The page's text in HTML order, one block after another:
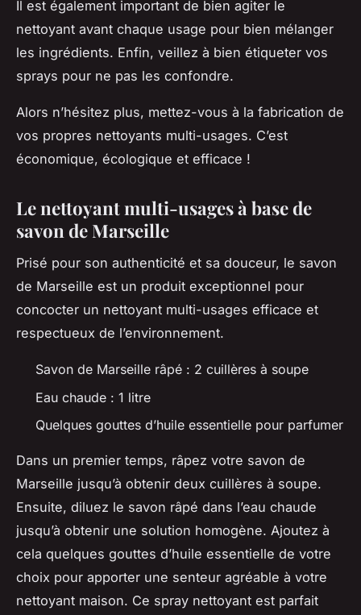
Il est également important de bien agiter le
nettoyant avant chaque usage pour bien mélanger
les ingrédients. Enfin, veillez à bien étiqueter vos
sprays pour ne pas les confondre.
Alors n’hésitez plus, mettez-vous à la fabrication de
vos propres nettoyants multi-usages. C’est
économique, écologique et efficace !
Le nettoyant multi-usages à base de
savon de Marseille
Prisé pour son authenticité et sa douceur, le savon
de Marseille est un produit exceptionnel pour
concocter un nettoyant multi-usages efficace et
respectueux de l’environnement.
Savon de Marseille râpé : 2 cuillères à soupe
Eau chaude : 1 litre
Quelques gouttes d’huile essentielle pour parfumer
Dans un premier temps, râpez votre savon de
Marseille jusqu’à obtenir deux cuillères à soupe.
Ensuite, diluez le savon râpé dans l’eau chaude
jusqu’à obtenir une solution homogène. Ajoutez à
cela quelques gouttes d’huile essentielle de votre
choix pour apporter une senteur agréable à votre
nettoyant maison. Ce spray nettoyant est parfait